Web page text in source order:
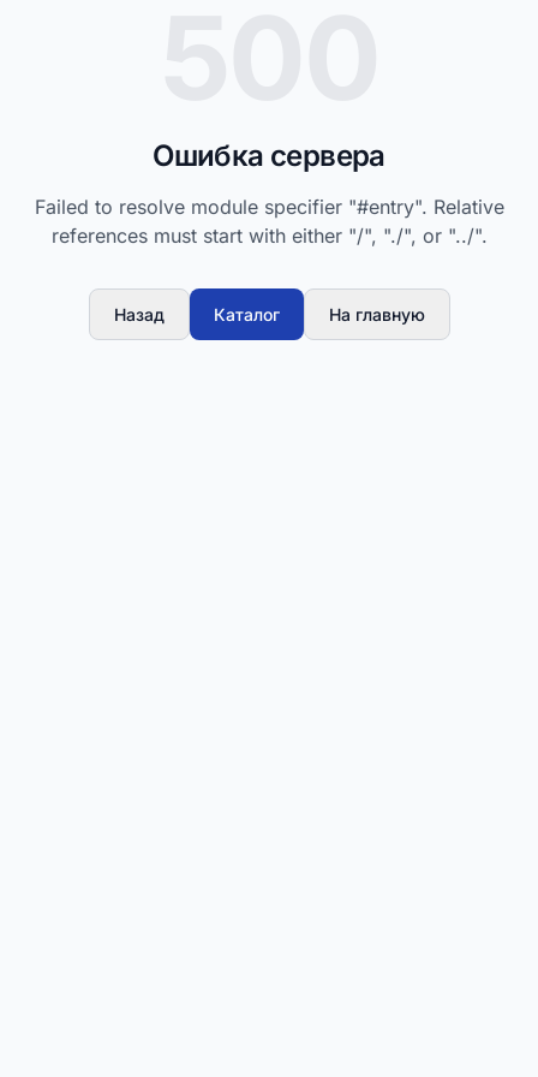
Ошибка сервера
Failed to resolve module specifier "#entry". Relative
references must start with either "/", "./", or "../".
Назад Каталог На главную